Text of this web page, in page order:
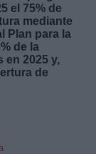
el 75% de
mediante
Plan para la
de la
en 2025 y,
de